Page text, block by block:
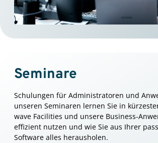
Seminare
Schulungen für Administratoren und
unseren Seminaren lernen Sie in
wave Facilities und unsere Business-
effizient nutzen und wie Sie aus Ihrer
Software alles herausholen.